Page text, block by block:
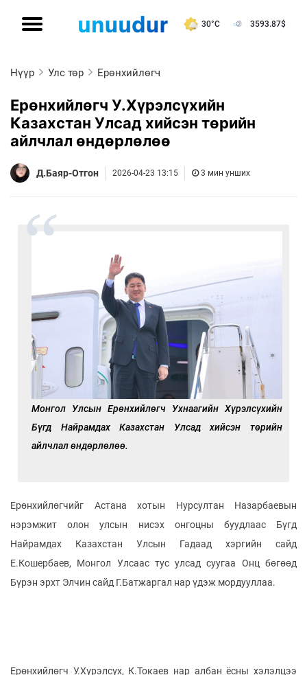
30°C 3593.87$
Нүүр Улс төр Ерөнхийлөгч
Ерөнхийлөгч У.Хүрэлсүхийн
Казахстан Улсад хийсэн төрийн
айлчлал өндөрлөлөө
Д.Баяр-Отгон 2026-04-23 13:15 3 мин унших
Монгол Улсын Ерөнхийлөгч Ухнаагийн Хүрэлсүхийн
Бүгд Найрамдах Казахстан Улсад хийсэн төрийн
айлчлал өндөрлөлөө.
Ерөнхийлөгчийг Астана хотын Нурсултан Назарбаевын
нэрэмжит олон улсын нисэх онгоцны буудлаас Бүгд
Найрамдах Казахстан Улсын Гадаад хэргийн сайд
Е.Кошербаев, Монгол Улсаас тус улсад суугаа Онц бөгөөд
Бүрэн эрхт Элчин сайд Г.Батжаргал нар үдэж мордууллаа.
Ерөнхийлөгч У.Хүрэлсүх, К.Токаев нар албан ёсны хэлэлцээ